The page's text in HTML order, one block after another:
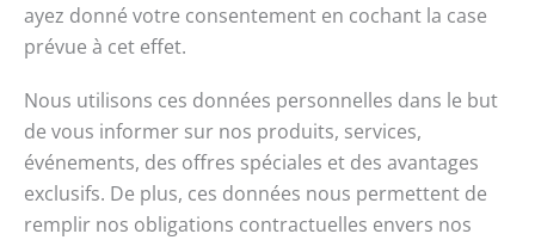
ayez donné votre consentement en cochant la case
prévue à cet effet.
Nous utilisons ces données personnelles dans le but
de vous informer sur nos produits, services,
événements, des offres spéciales et des avantages
exclusifs. De plus, ces données nous permettent de
remplir nos obligations contractuelles envers nos